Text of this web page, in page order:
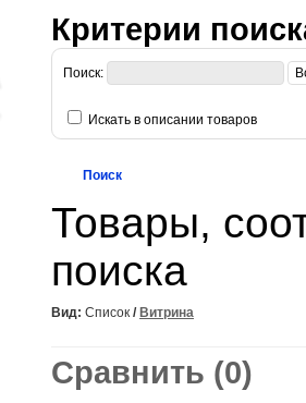
Критерии
Поиск:
Искать в описании товаров
Товары,
поиска
Вид: Список / Витрина
Сравнить (0)